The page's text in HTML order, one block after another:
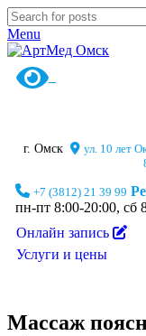
Menu
г. Омск ул. 10 лет
+7 (3812) 21 39 99
пн-пт 8:00-20:00, сб
Онлайн запись
Услуги и цены
Массаж